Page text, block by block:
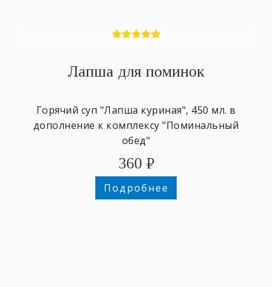
Лапша для поминок
Горячий суп "Лапша куриная", 450 мл. в
дополнение к комплексу "Поминальный
обед"
360 ₽
Подробнее